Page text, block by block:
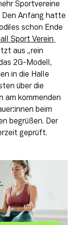
Sportvereine
Den Anfang hatte
schon Ende
Sport Verein
aus „rein
2G-Modell,
in die Halle
über die
am kommenden
beim
begrüßen. Der
geprüft.